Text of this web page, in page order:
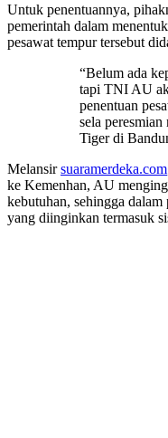
Untuk penentuannya,
pemerintah dalam
pesawat tempur tersebut
“Belum ada
tapi TNI AU
penentuan
sela
Tiger di
Melansirsuaramerdeka.com
ke Kemenhan, AU
kebutuhan, sehingga
yang diinginkan termasuk